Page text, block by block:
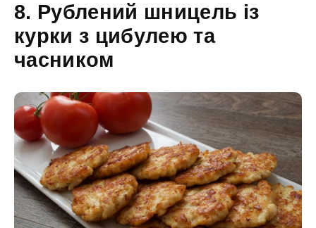
8. Рублений шницель із
курки з цибулею та
часником